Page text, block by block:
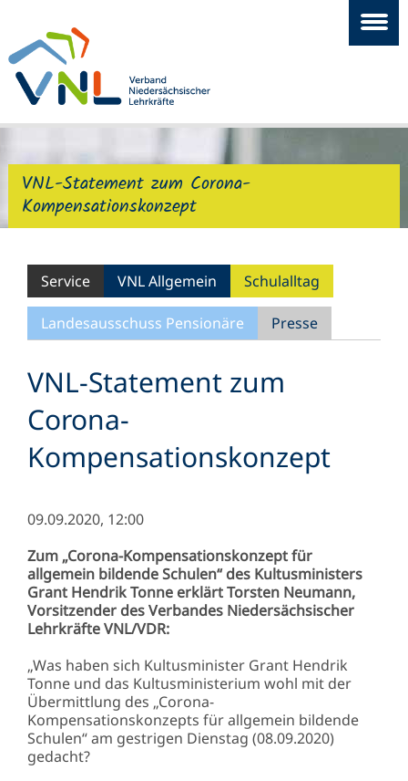
VNL-Statement zum Corona-
Kompensationskonzept
Service VNL Allgemein Schulalltag
Landesausschuss Pensionäre Presse
VNL-Statement zum
Corona-
Kompensationskonzept
09.09.2020, 12:00
Zum „Corona-Kompensationskonzept für
allgemein bildende Schulen“ des Kultusministers
Grant Hendrik Tonne erklärt Torsten Neumann,
Vorsitzender des Verbandes Niedersächsischer
Lehrkräfte VNL/VDR:
„Was haben sich Kultusminister Grant Hendrik
Tonne und das Kultusministerium wohl mit der
Übermittlung des „Corona-
Kompensationskonzepts für allgemein bildende
Schulen“ am gestrigen Dienstag (08.09.2020)
gedacht?